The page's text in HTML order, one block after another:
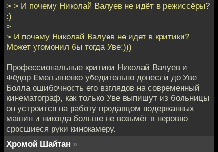
> > И почему Николай Валуев не идёт в режиссёры?
:)
>
> И почему Николай Валуев не идет в критики?
Может угомонил бы тогда Уве:)))
Профессиональные критики Николай Валуев и
Фёдор Емельяненко убедительно донесли до Уве
Болла ошибочность его взглядов на современный
кинематограф, как только Уве выпишут из больницы
он устроится на работу продавцом подержанных
машин и никогда больше не возьмёт в неровно
сросшиеся руки кинокамеру.
Хромой Шайтан »